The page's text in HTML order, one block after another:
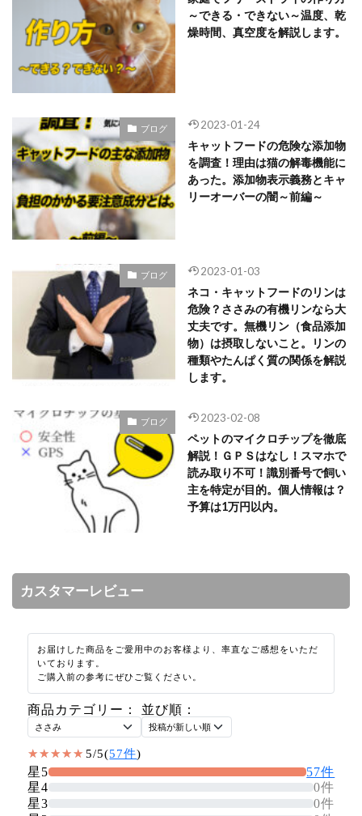
～できる・できない～温度、乾
燥時間、真空度を解説します。
ブログ 2023-01-24
キャットフードの危険な添加物
を調査！理由は猫の解毒機能に
あった。添加物表示義務とキャ
リーオーバーの闇～前編～
ブログ 2023-01-03
ネコ・キャットフードのリンは
危険？ささみの有機リンなら大
丈夫です。無機リン（食品添加
物）は摂取しないこと。リンの
種類やたんぱく質の関係を解説
します。
ブログ 2023-02-08
ペットのマイクロチップを徹底
解説！ＧＰＳはなし！スマホで
読み取り不可！識別番号で飼い
主を特定が目的。個人情報は？
予算は1万円以内。
カスタマーレビュー